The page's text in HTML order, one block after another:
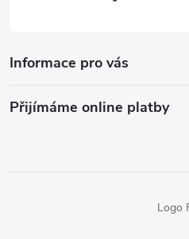
Informace pro vás
Přijímáme online platby
Logo